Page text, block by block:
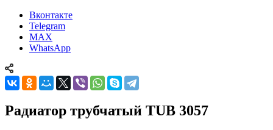
Вконтакте
Telegram
MAX
WhatsApp
Радиатор трубчатый TUB 3057